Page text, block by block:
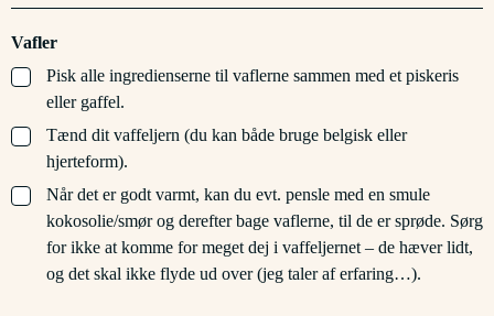
Vafler
▢
Pisk alle ingredienserne til vaflerne sammen med et piskeris
eller gaffel.
▢
Tænd dit vaffeljern (du kan både bruge belgisk eller
hjerteform).
▢
Når det er godt varmt, kan du evt. pensle med en smule
kokosolie/smør og derefter bage vaflerne, til de er sprøde. Sørg
for ikke at komme for meget dej i vaffeljernet – de hæver lidt,
og det skal ikke flyde ud over (jeg taler af erfaring…).